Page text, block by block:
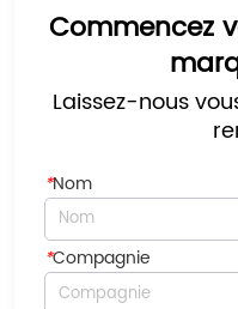
Commencez
Laissez-nous
*Nom
*Compagnie